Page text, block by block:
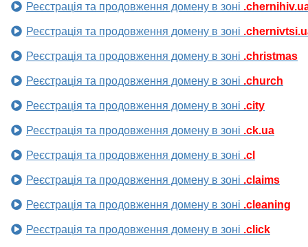
Реєстрація та продовження домену в зоні
Реєстрація та продовження домену в зоні
Реєстрація та продовження домену в зоні .christmas
Реєстрація та продовження домену в зоні .church
Реєстрація та продовження домену в зоні .city
Реєстрація та продовження домену в зоні .ck.ua
Реєстрація та продовження домену в зоні .cl
Реєстрація та продовження домену в зоні .claims
Реєстрація та продовження домену в зоні .cleaning
Реєстрація та продовження домену в зоні .click